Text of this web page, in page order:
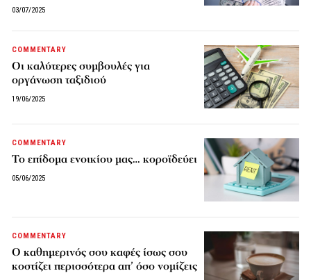
03/07/2025
COMMENTARY
Οι καλύτερες συμβουλές για
οργάνωση ταξιδιού
19/06/2025
COMMENTARY
Το επίδομα ενοικίου μας… κοροϊδεύει
05/06/2025
COMMENTARY
Ο καθημερινός σου καφές ίσως σου
κοστίζει περισσότερα απ’ όσο νομίζεις